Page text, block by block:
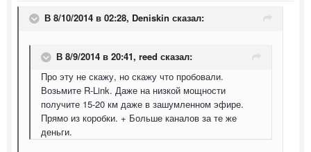
В 8/10/2014 в 02:28, Deniskin сказал:
В 8/9/2014 в 20:41, reed сказал:
Про эту не скажу, но скажу что пробовали.
Возьмите R-Link. Даже на низкой мощности
получите 15-20 км даже в зашумленном эфире.
Прямо из коробки. + Больше каналов за те же
деньги.